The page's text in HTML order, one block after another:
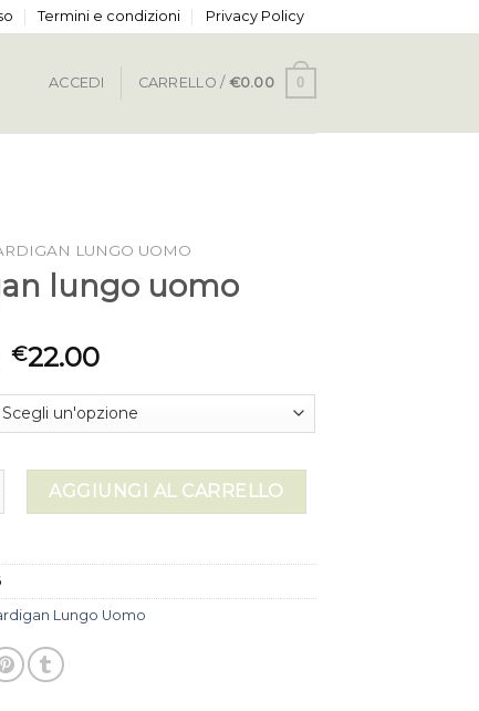
Termini e condizioni Privacy Policy
ACCEDI CARRELLO / €0.00 0
LUNGO UOMO
lungo uomo
€22.00
uomo quantità
AGGIUNGI AL CARRELLO
Lungo Uomo